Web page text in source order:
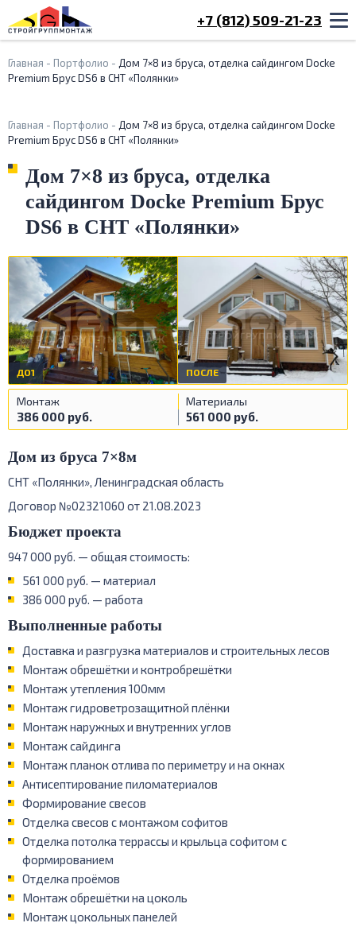
+7 (812) 509-21-23
Главная - Портфолио - Дом 7×8 из бруса, отделка сайдингом Docke
Premium Брус DS6 в СНТ «Полянки»
Главная - Портфолио - Дом 7×8 из бруса, отделка сайдингом Docke
Premium Брус DS6 в СНТ «Полянки»
Дом 7×8 из бруса, отделка
сайдингом Docke Premium Брус
DS6 в СНТ «Полянки»
ДО1 ПОСЛЕ
Монтаж
386 000 руб.
Материалы
561 000 руб.
Дом из бруса 7×8м
СНТ «Полянки», Ленинградская область
Договор №02321060 от 21.08.2023
Бюджет проекта
947 000 руб. — общая стоимость:
561 000 руб. — материал
386 000 руб. — работа
Выполненные работы
Доставка и разгрузка материалов и строительных лесов
Монтаж обрешётки и контробрешётки
Монтаж утепления 100мм
Монтаж гидроветрозащитной плёнки
Монтаж наружных и внутренних углов
Монтаж сайдинга
Монтаж планок отлива по периметру и на окнах
Антисептирование пиломатериалов
Формирование свесов
Отделка свесов с монтажом софитов
Отделка потолка террассы и крыльца софитом с
формированием
Отделка проёмов
Монтаж обрешётки на цоколь
Монтаж цокольных панелей